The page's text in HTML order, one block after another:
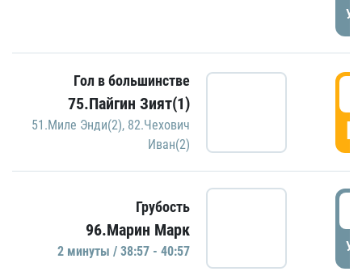
Гол в большинстве
75.Пайгин Зият(1)
51.Миле Энди(2), 82.Чехович
Иван(2)
Грубость
96.Марин Марк
2 минуты / 38:57 - 40:57